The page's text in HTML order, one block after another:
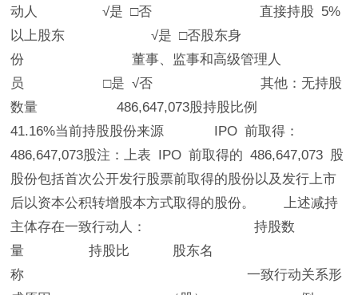
动人 √是 □否 直接持股 5%
以上股东 √是 □否股东身
份 董事、监事和高级管理人
员 □是 √否 其他：无持股
数量 486,647,073股持股比例
41.16%当前持股股份来源 IPO 前取得：
486,647,073股注：上表 IPO 前取得的 486,647,073 股
股份包括首次公开发行股票前取得的股份以及发行上市
后以资本公积转增股本方式取得的股份。 上述减持
主体存在一致行动人： 持股数
量 持股比 股东名
称 一致行动关系形